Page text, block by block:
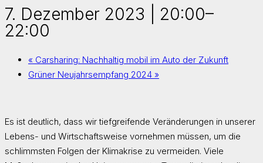
7. Dezember 2023 | 20:00–
22:00
« Carsharing: Nachhaltig mobil im Auto der Zukunft
Grüner Neujahrsempfang 2024 »
Es ist deutlich, dass wir tiefgreifende Veränderungen in unserer
Lebens- und Wirtschaftsweise vornehmen müssen, um die
schlimmsten Folgen der Klimakrise zu vermeiden. Viele